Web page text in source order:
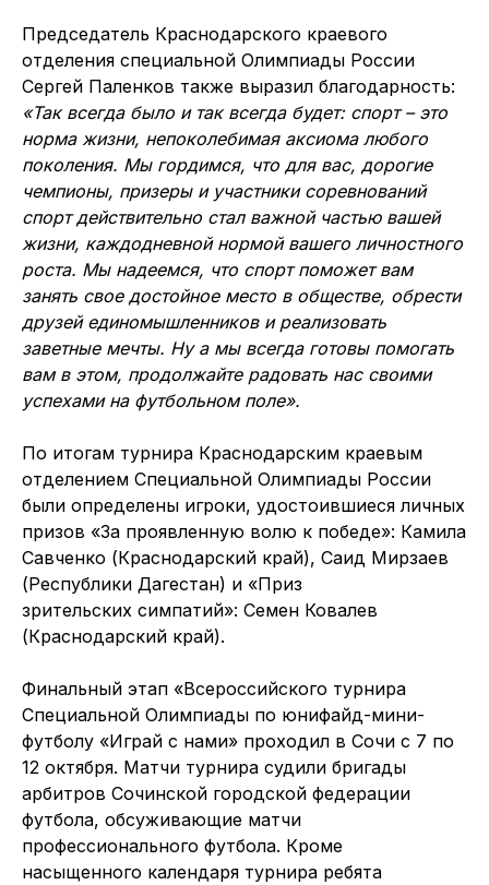
Председатель Краснодарского краевого
отделения специальной Олимпиады России
Сергей Паленков также выразил благодарность:
«Так всегда было и так всегда будет: спорт – это
норма жизни, непоколебимая аксиома любого
поколения. Мы гордимся, что для вас, дорогие
чемпионы, призеры и участники соревнований
спорт действительно стал важной частью вашей
жизни, каждодневной нормой вашего личностного
роста. Мы надеемся, что спорт поможет вам
занять свое достойное место в обществе, обрести
друзей единомышленников и реализовать
заветные мечты. Ну а мы всегда готовы помогать
вам в этом, продолжайте радовать нас своими
успехами на футбольном поле».
По итогам турнира Краснодарским краевым
отделением Специальной Олимпиады России
были определены игроки, удостоившиеся личных
призов «За проявленную волю к победе»: Камила
Савченко (Краснодарский край), Саид Мирзаев
(Республики Дагестан) и «Приз
зрительских симпатий»: Семен Ковалев
(Краснодарский край).
Финальный этап «Всероссийского турнира
Специальной Олимпиады по юнифайд-мини-
футболу «Играй с нами» проходил в Сочи с 7 по
12 октября. Матчи турнира судили бригады
арбитров Сочинской городской федерации
футбола, обсуживающие матчи
профессионального футбола. Кроме
насыщенного календаря турнира ребята